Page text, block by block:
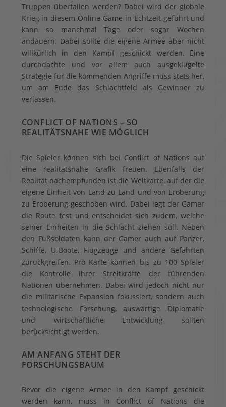
Truppen überfallen werden? Dabei wird der globale
Krieg in diesem Online-Game in Echtzeit geführt und
kann so manchmal Tage oder sogar Wochen
andauern. Dabei sollte die eigene Armee aber nicht
willkürlich in den Kampf geschickt werden. Eine
durchdachte und vor allem auch ausgeklügelte
Strategie für die kommenden Angriffe muss stets her,
um am Ende das Schlachtfeld als Gewinner zu
verlassen.
CONFLICT OF NATIONS – SO
REALITÄTSNAHE WIE MÖGLICH
Die Spieler können sich bei Conflict of Nations auf
eine realitätsnahe Grafik freuen. Ebenfalls der
Realität nachempfunden ist die Weltkarte, auf der die
eigene Einheit von Land zu Land und von Eroberung
zu Eroberung geschoben wird. Dabei legt der Gamer
die Route fest und entscheidet sich zudem, welche
seiner Einheiten in die Schlacht ziehen soll. Neben
den Fußsoldaten kann der Gamer auch auf Panzer,
Schiffe, U-Boote, Flugzeuge und andere Gefährten
zurückgreifen. Pro Karte können bis zu 100 Spieler
die Kontrolle ihrer Streitkräfte der führenden
Nationen übernehmen. Dabei wird jedoch nicht nur
die militärische Expansion fokussiert, sondern auch
technologische Forschung, auswärtige Diplomatie
und wirtschaftliche Entwicklung sollten
berücksichtigt werden.
AM ANFANG STEHT DER
FORSCHUNGSBAUM
Bevor die eigene Armee in den Kampf geschickt
werden kann, muss in Conflict of Nations die